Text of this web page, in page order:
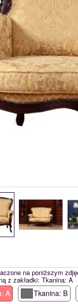
na poniższym
z zakładki: Tkanina: A
A Tkanina: B